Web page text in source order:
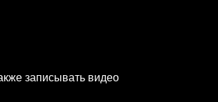
записывать видео